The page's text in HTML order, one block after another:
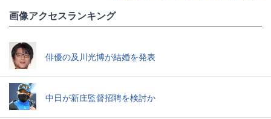
画像アクセスランキング
俳優の及川光博が結婚を発表
中日が新庄監督招聘を検討か